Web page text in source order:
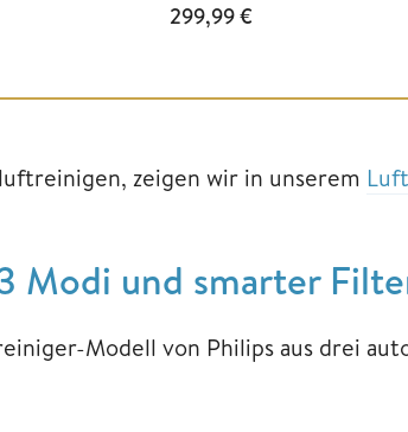
299,99€
zeigen wir in unserem
Modi und smarter
Modell von Philips aus drei